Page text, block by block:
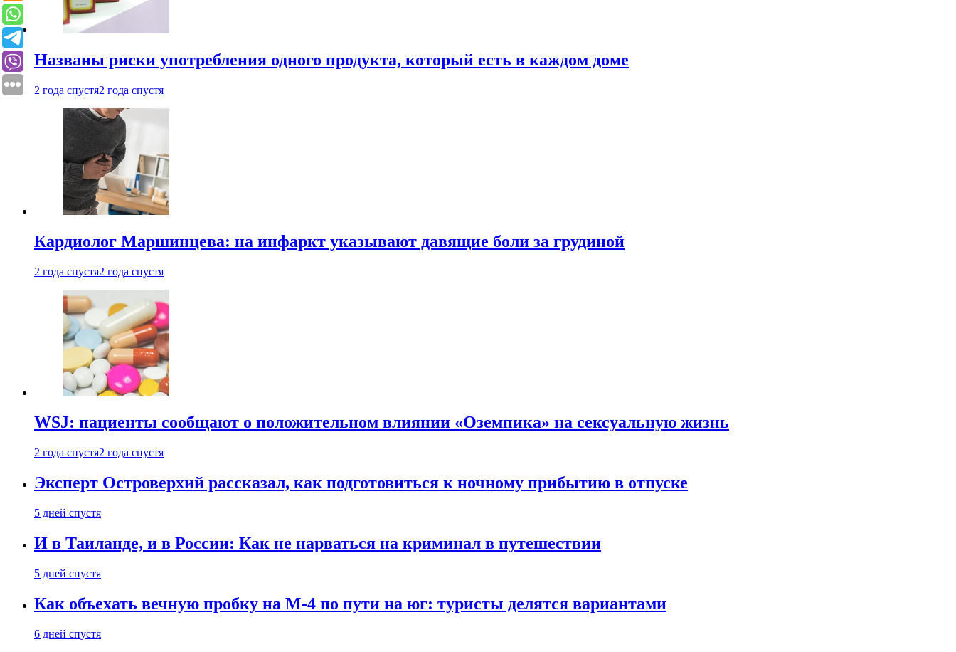
Названы риски употребления одного продукта, который есть в каждом доме
2 года спустя2 года спустя
Кардиолог Маршинцева: на инфаркт указывают давящие боли за грудиной
2 года спустя2 года спустя
WSJ: пациенты сообщают о положительном влиянии «Оземпика» на сексуальную жизнь
2 года спустя2 года спустя
Эксперт Островерхий рассказал, как подготовиться к ночному прибытию в отпуске
5 дней спустя
И в Таиланде, и в России: Как не нарваться на криминал в путешествии
5 дней спустя
Как объехать вечную пробку на М-4 по пути на юг: туристы делятся вариантами
6 дней спустя